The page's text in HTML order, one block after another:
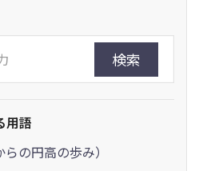
検索
用語
の円高の歩み）